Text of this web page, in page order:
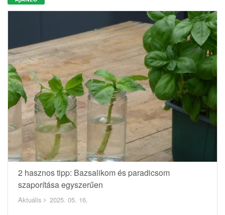
2 hasznos tipp: Bazsalikom és paradicsom
szaporítása egyszerűen
Aktuális 2025. 05. 16.